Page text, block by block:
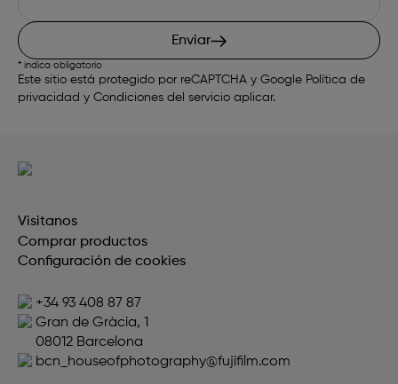
Enviar
* indica obligatorio
Este sitio está protegido por reCAPTCHA y Google Política de
privacidad y Condiciones del servicio aplicar.
Visitanos
Comprar productos
Configuración de cookies
+34 93 408 87 87
Gran de Gràcia, 1
08012 Barcelona
bcn_houseofphotography@fujifilm.com